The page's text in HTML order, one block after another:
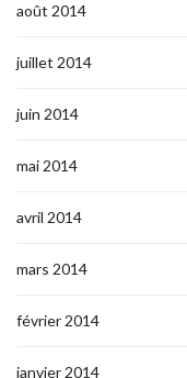
août 2014
juillet 2014
juin 2014
mai 2014
avril 2014
mars 2014
février 2014
janvier 2014